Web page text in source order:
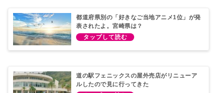
都道府県別の「好きなご当地アニメ1位」が発
表されたよ。宮崎県は？
道の駅フェニックスの屋外売店がリニューア
ルしたので見に行ってきた